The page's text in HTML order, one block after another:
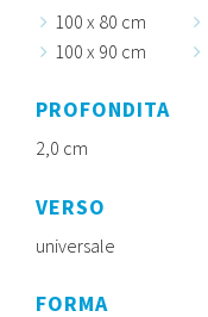
100 x 80 cm
100 x 90 cm
PROFONDITA
2,0 cm
VERSO
universale
FORMA